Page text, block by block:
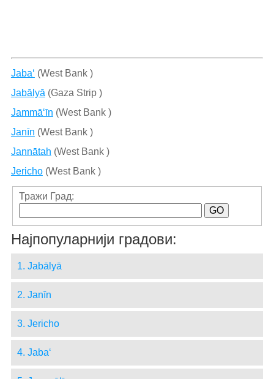
Jaba‘ (West Bank )
Jabālyā (Gaza Strip )
Jammā‘īn (West Bank )
Janīn (West Bank )
Jannātah (West Bank )
Jericho(West Bank )
Тражи Град:
Најпопуларнији градови:
1. Jabālyā
2. Janīn
3. Jericho
4. Jaba‘